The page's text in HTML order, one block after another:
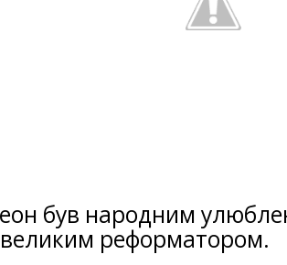
був народним
великим реформатором.